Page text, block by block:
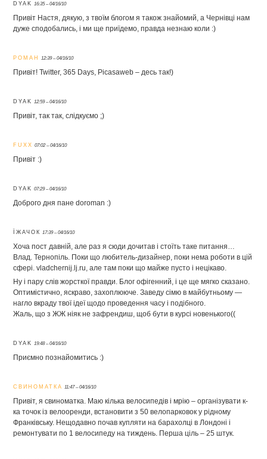
DYAK 16:35 – 04/16/10
Привіт Настя, дякую, з твоїм блогом я також знайомий, а Чернівці нам
дуже сподобались, і ми ще приїдемо, правда незнаю коли :)
РОМАН 12:39 – 04/16/10
Привіт! Twitter, 365 Days, Picasaweb – десь так!)
DYAK 12:59 – 04/16/10
Привіт, так так, слідкуємо ;)
FUXX 07:02 – 04/16/10
Привіт :)
DYAK 07:29 – 04/16/10
Доброго дня пане doroman :)
ЇЖАЧОК 17:39 – 04/16/10
Хоча пост давній, але раз я сюди дочитав і стоїть таке питання…
Влад. Тернопіль. Поки що любитель-дизайнер, поки нема роботи в цій
сфері. vladchernij.lj.ru, але там поки що майже пусто і нецікаво.
Ну і пару слів жорсткої правди. Блог офігенний, і це ще мягко сказано.
Оптимістично, яскраво, захоплююче. Заведу сімю в майбутньому —
нагло вкраду твої ідеї щодо проведення часу і подібного.
Жаль, що з ЖЖ ніяк не зафрендиш, щоб бути в курсі новенького((
DYAK 19:48 – 04/16/10
Приємно познайомитись :)
СВИНОМАТКА 11:47 – 04/16/10
Привіт, я свиноматка. Маю кілька велосипедів і мрію – організувати к-
ка точок із велооренди, встановити з 50 велопарковок у рідному
Франківську. Нещодавно почав купляти на барахолці в Лондоні і
ремонтувати по 1 велосипеду на тиждень. Перша ціль – 25 штук.